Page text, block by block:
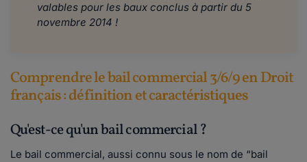
valables pour les baux conclus à partir du 5
novembre 2014 !
Comprendre le bail commercial 3/6/9 en Droit
français : définition et caractéristiques
Qu'est-ce qu'un bail commercial ?
Le bail commercial, aussi connu sous le nom de “bail